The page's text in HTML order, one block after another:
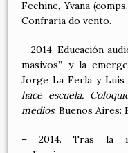
Fechine, Yvana
Confraria do vento.
– 2014. Educación
masivos” y la
Jorge La Ferla y Luis
hace escuela.
medios. Buenos Aires:
– 2014. Tras la